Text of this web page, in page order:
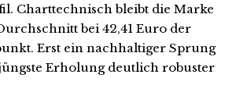
Charttechnisch bleibt die Marke
bei 42,41 Euro der
Erst ein nachhaltiger Sprung
Erholung deutlich robuster